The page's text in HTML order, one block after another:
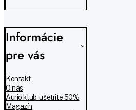
Informácie
pre vás
Kontakt
O nás
Aurio klub - ušetrite 50%
Magazín